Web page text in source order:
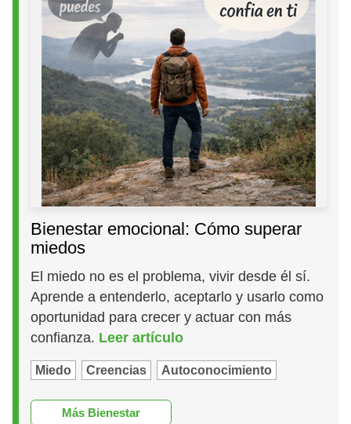
Bienestar emocional: Cómo superar
miedos
El miedo no es el problema, vivir desde él sí.
Aprende a entenderlo, aceptarlo y usarlo como
oportunidad para crecer y actuar con más
confianza. Leer artículo
Miedo Creencias Autoconocimiento
Más Bienestar